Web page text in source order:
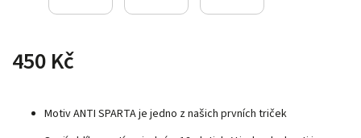
450 Kč
Motiv ANTI SPARTA je jedno z našich prvních triček